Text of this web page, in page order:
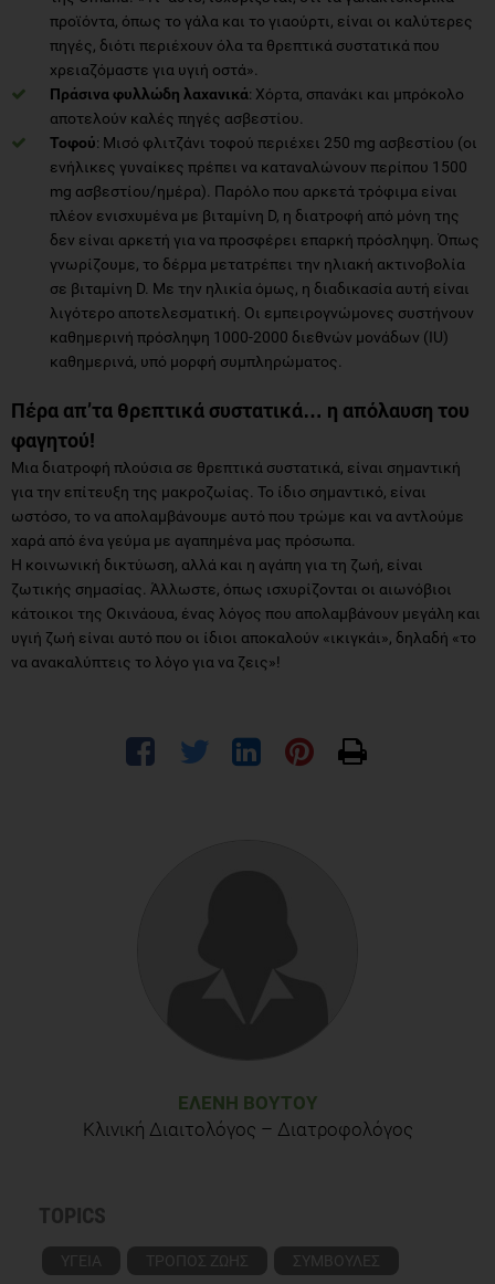
προϊόντα, όπως το γάλα και το γιαούρτι, είναι οι καλύτερες
πηγές, διότι περιέχουν όλα τα θρεπτικά συστατικά που
χρειαζόμαστε για υγιή οστά».
Πράσινα φυλλώδη λαχανικά: Χόρτα, σπανάκι και μπρόκολο
αποτελούν καλές πηγές ασβεστίου.
Τοφού: Μισό φλιτζάνι τοφού περιέχει 250 mg ασβεστίου (οι
ενήλικες γυναίκες πρέπει να καταναλώνουν περίπου 1500
mg ασβεστίου/ημέρα). Παρόλο που αρκετά τρόφιμα είναι
πλέον ενισχυμένα με βιταμίνη D, η διατροφή από μόνη της
δεν είναι αρκετή για να προσφέρει επαρκή πρόσληψη. Όπως
γνωρίζουμε, το δέρμα μετατρέπει την ηλιακή ακτινοβολία
σε βιταμίνη D. Με την ηλικία όμως, η διαδικασία αυτή είναι
λιγότερο αποτελεσματική. Οι εμπειρογνώμονες συστήνουν
καθημερινή πρόσληψη 1000-2000 διεθνών μονάδων (IU)
καθημερινά, υπό μορφή συμπληρώματος.
Πέρα απ’τα θρεπτικά συστατικά… η απόλαυση του
φαγητού!
Μια διατροφή πλούσια σε θρεπτικά συστατικά, είναι σημαντική
για την επίτευξη της μακροζωίας. Το ίδιο σημαντικό, είναι
ωστόσο, το να απολαμβάνουμε αυτό που τρώμε και να αντλούμε
χαρά από ένα γεύμα με αγαπημένα μας πρόσωπα.
Η κοινωνική δικτύωση, αλλά και η αγάπη για τη ζωή, είναι
ζωτικής σημασίας. Άλλωστε, όπως ισχυρίζονται οι αιωνόβιοι
κάτοικοι της Οκινάουα, ένας λόγος που απολαμβάνουν μεγάλη και
υγιή ζωή είναι αυτό που οι ίδιοι αποκαλούν «ικιγκάι», δηλαδή «το
να ανακαλύπτεις το λόγο για να ζεις»!
ΕΛΈΝΗ ΒΟΎΤΟΥ
Κλινική Διαιτολόγος – Διατροφολόγος
TOPICS
ΥΓΕΙΑ ΤΡΟΠΟΣ ΖΩΗΣ ΣΥΜΒΟΥΛΕΣ